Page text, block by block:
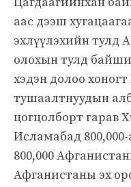
аас дээш
эхлүүлэхийн тулд
олохын тулд
хэдэн долоо
тушаалтнуудын
цогцолборт гарав
Исламабад
800,000
Афганистаны эх